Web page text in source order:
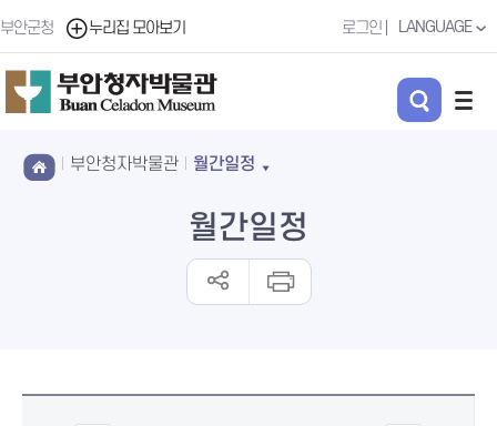
부안군청 누리집 모아보기 로그인 LANGUAGE
부안청자박물관 월간일정
월간일정